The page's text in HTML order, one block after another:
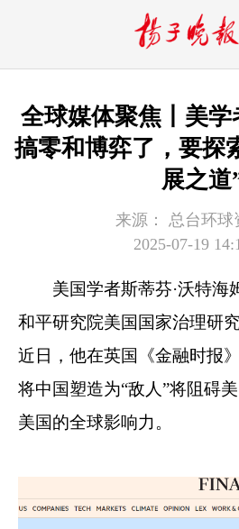
全球媒体聚焦丨美
搞零和博弈了，要探
展之道
来源：
总台环球
2025-07-19
美国学者斯蒂芬·沃特海
和平研究院美国国家治理研
近日，他在英国《金融时报
将中国塑造为“敌人”将阻碍
美国的全球影响力。